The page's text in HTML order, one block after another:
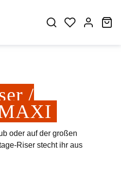
/
oder auf der großen
Riser stecht ihr aus